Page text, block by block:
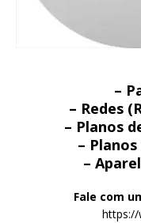
–
– Redes
– Planos
–
–
Fale com
https://